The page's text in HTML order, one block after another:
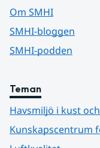
Om SMHI
SMHI-bloggen
SMHI-podden
Teman
Havsmiljö i kust
Kunskapscentrum